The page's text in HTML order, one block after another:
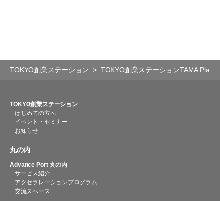
TOKYO創業ステーション TOKYO創業ステーションTAMA
TOKYO創業ステーション
はじめての方へ
イベント・セミナー
お知らせ
丸の内
Advance Port 丸の内
サービス紹介
アクセラレーションプログラム
交流スペース